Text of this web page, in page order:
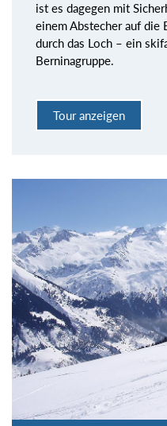
ist es dagegen mit
einem Abstecher auf die
durch das Loch – ein
Berninagruppe.
Tour anzeigen